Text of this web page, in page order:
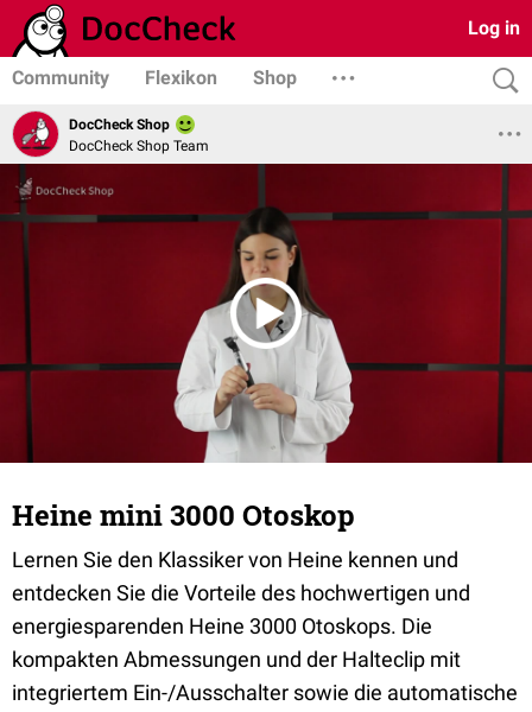
Log in
Community Flexikon Shop
DocCheck Shop
DocCheck Shop Team
Heine mini 3000 Otoskop
Lernen Sie den Klassiker von Heine kennen und
entdecken Sie die Vorteile des hochwertigen und
energiesparenden Heine 3000 Otoskops. Die
kompakten Abmessungen und der Halteclip mit
integriertem Ein-/Ausschalter sowie die automatische